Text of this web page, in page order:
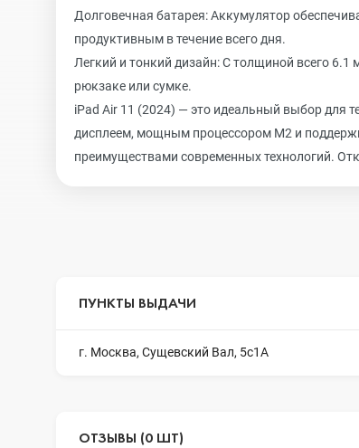
Долговечная батарея: Аккумулятор
продуктивным в течение всего дня.
Легкий и тонкий дизайн: С толщиной всего
рюкзаке или сумке.
iPad Air 11 (2024) — это идеальный выбор для
дисплеем, мощным процессором M2 и
преимуществами современных технологий.
ПУНКТЫ ВЫДАЧИ
г. Москва, Сущевский Вал, 5с1А
ОТЗЫВЫ (0 ШТ)